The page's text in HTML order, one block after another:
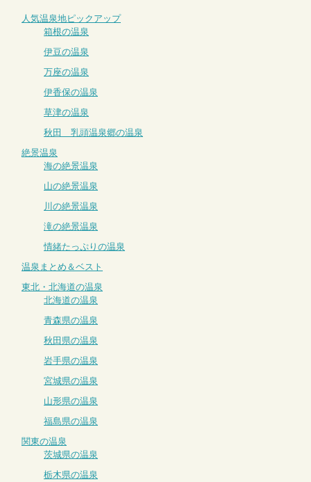
人気温泉地ピックアップ
箱根の温泉
伊豆の温泉
万座の温泉
伊香保の温泉
草津の温泉
秋田 乳頭温泉郷の温泉
絶景温泉
海の絶景温泉
山の絶景温泉
川の絶景温泉
滝の絶景温泉
情緒たっぷりの温泉
温泉まとめ＆ベスト
東北・北海道の温泉
北海道の温泉
青森県の温泉
秋田県の温泉
岩手県の温泉
宮城県の温泉
山形県の温泉
福島県の温泉
関東の温泉
茨城県の温泉
栃木県の温泉